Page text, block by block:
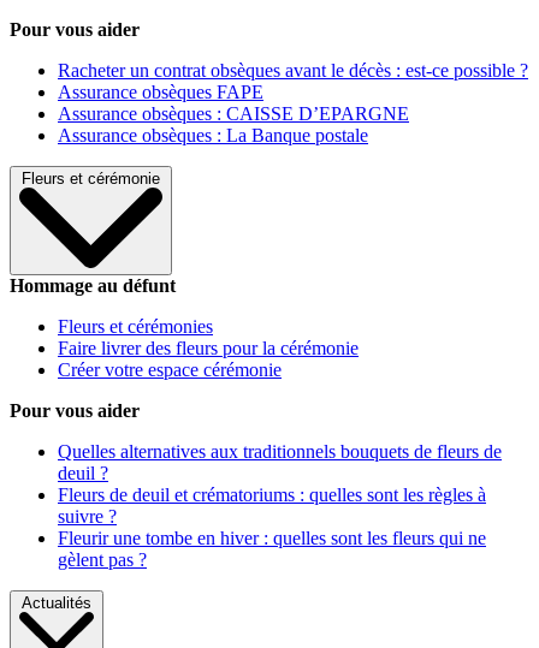
Pour vous aider
Racheter un contrat obsèques avant le décès : est-ce possible ?
Assurance obsèques FAPE
Assurance obsèques : CAISSE D’EPARGNE
Assurance obsèques : La Banque postale
Fleurs et cérémonie
Hommage au défunt
Fleurs et cérémonies
Faire livrer des fleurs pour la cérémonie
Créer votre espace cérémonie
Pour vous aider
Quelles alternatives aux traditionnels bouquets de fleurs de
deuil ?
Fleurs de deuil et crématoriums : quelles sont les règles à
suivre ?
Fleurir une tombe en hiver : quelles sont les fleurs qui ne
gèlent pas ?
Actualités